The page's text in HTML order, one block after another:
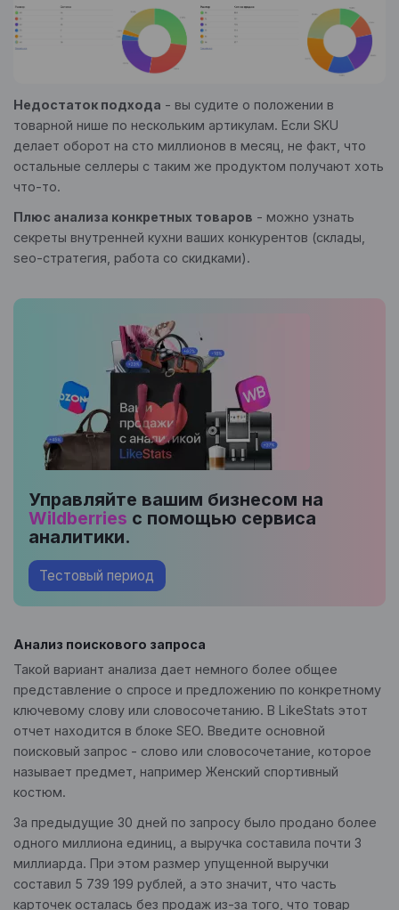
Недостаток подхода - вы судите о положении в
товарной нише по нескольким артикулам. Если SKU
делает оборот на сто миллионов в месяц, не факт, что
остальные селлеры с таким же продуктом получают хоть
что-то.
Плюс анализа конкретных товаров - можно узнать
секреты внутренней кухни ваших конкурентов (склады,
seo-стратегия, работа со скидками).
Управляйте вашим бизнесом на
Wildberries с помощью сервиса
аналитики.
Тестовый период
Анализ поискового запроса
Такой вариант анализа дает немного более общее
представление о спросе и предложению по конкретному
ключевому слову или словосочетанию. В LikeStats этот
отчет находится в блоке SEO. Введите основной
поисковый запрос - слово или словосочетание, которое
называет предмет, например Женский спортивный
костюм.
За предыдущие 30 дней по запросу было продано более
одного миллиона единиц, а выручка составила почти 3
миллиарда. При этом размер упущенной выручки
составил 5 739 199 рублей, а это значит, что часть
карточек осталась без продаж из-за того, что товар